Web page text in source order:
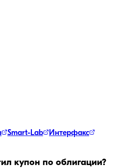
Smart-Lab Интерфакс
купон по облигации?